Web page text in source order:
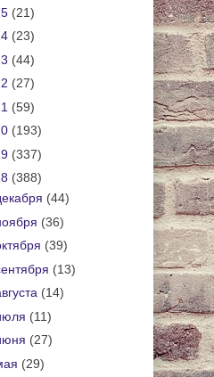
(21)
(23)
(44)
(27)
(59)
(193)
(337)
(388)
(44)
(36)
(39)
(13)
(14)
(11)
(27)
(29)